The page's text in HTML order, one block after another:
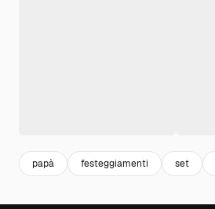
papà festeggiamenti set